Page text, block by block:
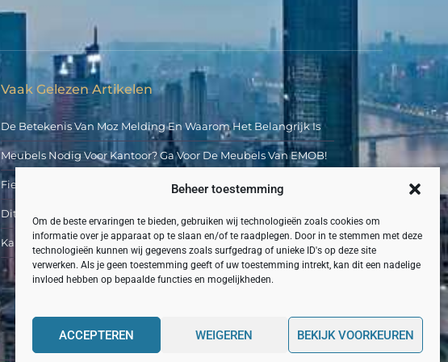
Beheer toestemming
Om de beste ervaringen te bieden, gebruiken wij technologieën zoals cookies om
informatie over je apparaat op te slaan en/of te raadplegen. Door in te stemmen met deze
technologieën kunnen wij gegevens zoals surfgedrag of unieke ID's op deze site
verwerken. Als je geen toestemming geeft of uw toestemming intrekt, kan dit een nadelige
invloed hebben op bepaalde functies en mogelijkheden.
ACCEPTEREN WEIGEREN BEKIJK VOORKEUREN
Vaak Gelezen Artikelen
De Betekenis Van Moz Melding En Waarom Het Belangrijk Is
Meubels Nodig Voor Kantoor? Ga Voor De Meubels Van EMOB!
Fietsflessen Van Hoge Kwaliteit
Dit Kost Een Gemiddelde Golfplaat Voor Jou
Kan Stucloper Bij Het Oud Papier?